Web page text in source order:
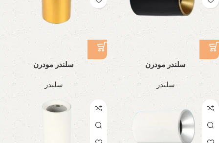
سلندر مودرن
سلندر
سلندر مودرن
سلندر